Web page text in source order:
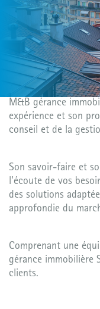
M&B gérance
expérience et son
conseil et de la
Son savoir-faire et
l’écoute de vos
des solutions
approfondie du
Comprenant une
gérance immobilière
clients.